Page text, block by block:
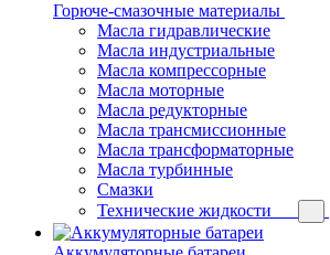
Горюче-смазочные материалы
Масла гидравлические
Масла индустриальные
Масла компрессорные
Масла моторные
Масла редукторные
Масла трансмиссионные
Масла трансформаторные
Масла турбинные
Смазки
Технические жидкости